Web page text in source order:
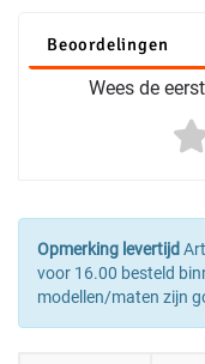
Beoordelingen
Wees de
Opmerking levertijd
voor 16.00 besteld
modellen/maten zijn